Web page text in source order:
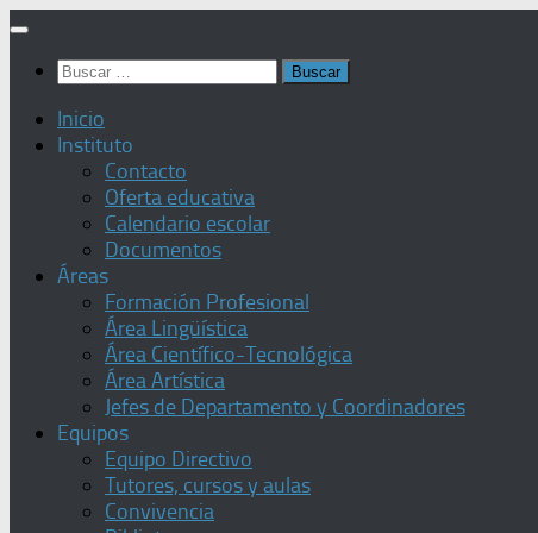
Saltar
contenido
Buscar:
Inicio
Instituto
Contacto
Oferta educativa
Calendario escolar
Documentos
Áreas
Formación Profesional
Área Lingüística
Área Científico-Tecnológica
Área Artística
Jefes de Departamento y Coordinadores
Equipos
Equipo Directivo
Tutores, cursos y aulas
Convivencia